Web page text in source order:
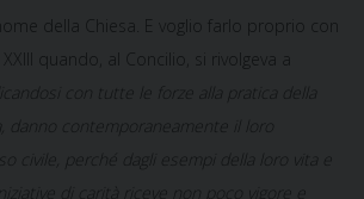
della Chiesa. E voglio farlo proprio con
quando, al Concilio, si rivolgeva a
con tutte le forze alla pratica della
danno contemporaneamente il loro
di carità riceve non poco vigore e